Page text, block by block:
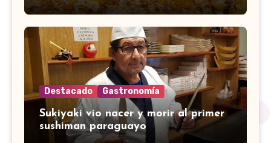
Destacado Gastronomía
Sukiyaki vio nacer y morir al primer
sushiman paraguayo